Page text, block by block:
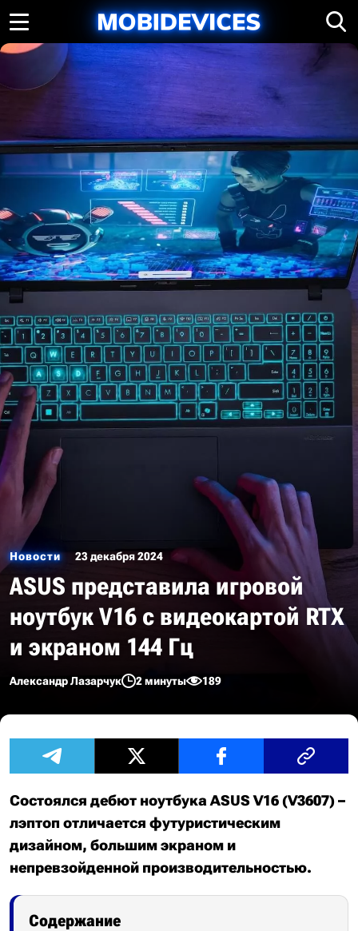
Новости 23 декабря 2024
ASUS представила игровой
ноутбук V16 с видеокартой RTX
и экраном 144 Гц
Александр Лазарчук 2 минуты 189
Состоялся дебют ноутбука ASUS V16 (V3607) –
лэптоп отличается футуристическим
дизайном, большим экраном и
непревзойденной производительностью.
Содержание